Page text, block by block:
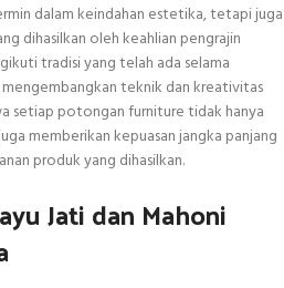
dalam keindahan estetika, tetapi juga
dihasilkan oleh keahlian pengrajin
tradisi yang telah ada selama
teknik dan kreativitas
setiap potongan furniture tidak hanya
memberikan kepuasan jangka panjang
produk yang dihasilkan.
Jati dan Mahoni